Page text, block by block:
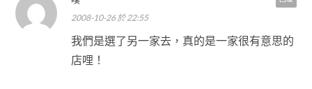
2008-10-26 於 22:55
我們是選了另一家去，真的是一家很有意思的
店哩！